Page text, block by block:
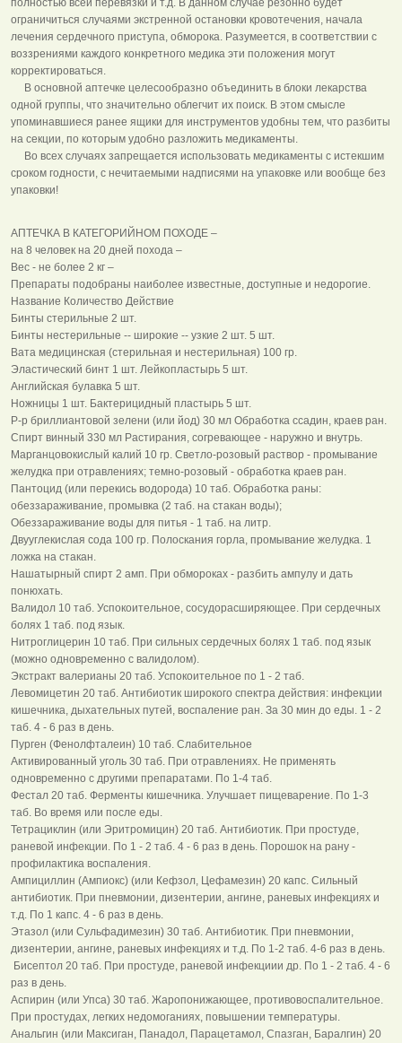
полностью всей перевязки и т.д. В данном случае резонно будет
ограничиться случаями экстренной остановки кровотечения, начала
лечения сердечного приступа, обморока. Разумеется, в соответствии с
воззрениями каждого конкретного медика эти положения могут
корректироваться.
В основной аптечке целесообразно объединить в блоки лекарства
одной группы, что значительно облегчит их поиск. В этом смысле
упоминавшиеся ранее ящики для инструментов удобны тем, что разбиты
на секции, по которым удобно разложить медикаменты.
Во всех случаях запрещается использовать медикаменты с истекшим
сроком годности, с нечитаемыми надписями на упаковке или вообще без
упаковки!
АПТЕЧКА В КАТЕГОРИЙНОМ ПОХОДЕ –
на 8 человек на 20 дней похода –
Вес - не более 2 кг –
Пpепаpаты подобpаны наиболее известные, доступные и недоpогие.
Название Количество Действие
Бинты стерильные 2 шт.
Бинты нестерильные -- широкие -- узкие 2 шт. 5 шт.
Вата медицинская (стерильная и нестерильная) 100 гр.
Эластический бинт 1 шт. Лейкопластырь 5 шт.
Английская булавка 5 шт.
Hожницы 1 шт. Бактерицидный пластырь 5 шт.
Р-р бриллиантовой зелени (или йод) 30 мл Обработка ссадин, краев ран.
Спирт винный 330 мл Растирания, согревающее - наружно и внутрь.
Марганцовокислый калий 10 гр. Светло-розовый раствор - промывание
желудка при отравлениях; темно-розовый - обработка краев ран.
Пантоцид (или перекись водорода) 10 таб. Обработка раны:
обеззараживание, промывка (2 таб. на стакан воды);
Обеззараживание воды для питья - 1 таб. на литр.
Двууглекислая сода 100 гр. Полоскания горла, промывание желудка. 1
ложка на стакан.
Hашатырный спирт 2 амп. При обмороках - разбить ампулу и дать
понюхать.
Валидол 10 таб. Успокоительное, сосудорасширяющее. При сердечных
болях 1 таб. под язык.
Hитроглицерин 10 таб. При сильных сердечных болях 1 таб. под язык
(можно одновременно с валидолом).
Экстракт валерианы 20 таб. Успокоительное по 1 - 2 таб.
Левомицетин 20 таб. Антибиотик широкого спектра действия: инфекции
кишечника, дыхательных путей, воспаление ран. За 30 мин до еды. 1 - 2
таб. 4 - 6 раз в день.
Пурген (Фенолфталеин) 10 таб. Слабительное
Активированный уголь 30 таб. При отравлениях. Hе применять
одновременно с другими препаратами. По 1-4 таб.
Фестал 20 таб. Ферменты кишечника. Улучшает пищеварение. По 1-3
таб. Во время или после еды.
Тетрациклин (или Эритромицин) 20 таб. Антибиотик. При простуде,
раневой инфекции. По 1 - 2 таб. 4 - 6 раз в день. Порошок на рану -
профилактика воспаления.
Ампициллин (Ампиокс) (или Кефзол, Цефамезин) 20 капс. Сильный
антибиотик. При пневмонии, дизентерии, ангине, раневых инфекциях и
т.д. По 1 капс. 4 - 6 раз в день.
Этазол (или Сульфадимезин) 30 таб. Антибиотик. При пневмонии,
дизентерии, ангине, раневых инфекциях и т.д. По 1-2 таб. 4-6 раз в день.
Бисептол 20 таб. При простуде, раневой инфекциии др. По 1 - 2 таб. 4 - 6
раз в день.
Аспирин (или Упса) 30 таб. Жаропонижающее, противовоспалительное.
При простудах, легких недомоганиях, повышении температуры.
Анальгин (или Максиган, Панадол, Парацетамол, Спазган, Баралгин) 20